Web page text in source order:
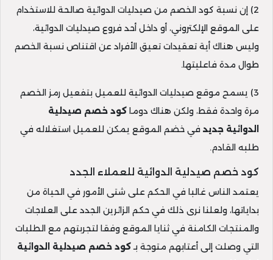
2) إن نسبة كود الخصم من صيدليات الدوائية صالحة للاستخدام
على الموقع الإلكتروني، أو داخل أحد فروع صيدليات الدوائية،
وليس هناك أية تعقيدات تعيق الأفراد عن اقتناص نسبة الخصم
طوال مدة فاعليتها.
3) يسمح موقع صيدليات الدوائية للعميل بتفعيل رمز الخصم
مرة واحدة فقط، ولكن هناك دوما كود خصم صيدلية
الدوائية جديد في خضم الموقع يمكن للعميل استغلاله في
طلبه القادم.
كود خصم صيدلية الدوائية للعملاء الجدد
يعتمد الناس غالبا في الحكم على شتى الأمور في الحياة من
بداياتها، ولعلنا نرى ذلك في حكم الزائرين الجدد على العلاجات
والمنتجات الكامنة في ثنايا الموقع وفقا لتجربتهم مع الطلبات
التي وصلت إلى أعتابهم متوجة بـكود خصم صيدلية الدوائية